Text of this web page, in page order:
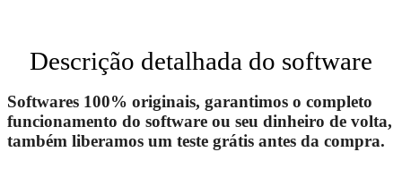
Descrição detalhada do software
Softwares 100% originais, garantimos o completo
funcionamento do software ou seu dinheiro de volta,
também liberamos um teste grátis antes da compra.